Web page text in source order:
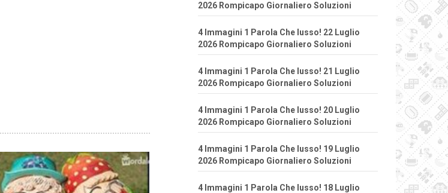
2026 Rompicapo Giornaliero Soluzioni
4 Immagini 1 Parola Che lusso! 22 Luglio
2026 Rompicapo Giornaliero Soluzioni
4 Immagini 1 Parola Che lusso! 21 Luglio
2026 Rompicapo Giornaliero Soluzioni
4 Immagini 1 Parola Che lusso! 20 Luglio
2026 Rompicapo Giornaliero Soluzioni
4 Immagini 1 Parola Che lusso! 19 Luglio
2026 Rompicapo Giornaliero Soluzioni
4 Immagini 1 Parola Che lusso! 18 Luglio